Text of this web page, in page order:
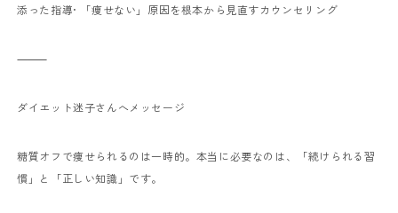
添った指導• 「痩せない」原因を根本から見直すカウンセリング
⸻
ダイエット迷子さんへメッセージ
糖質オフで痩せられるのは一時的。 本当に必要なのは、「続けられる習
慣」と「正しい知識」です。